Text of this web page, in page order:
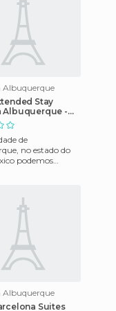
Albuquerque
Stay
Albuquerque -
de
no estado do
podemos
Albuquerque
Suites